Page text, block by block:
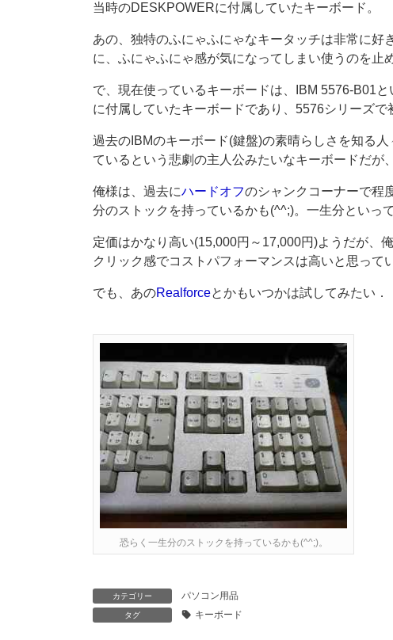
当時のDESKPOWERに付属していたキーボード。
あの、独特のふにゃふにゃなキータッチは非常に好
に、ふにゃふにゃ感が気になってしまい使うのを止
で、現在使っているキーボードは、IBM 5576-B01
に付属していたキーボードであり、5576シリーズで
過去のIBMのキーボード(鍵盤)の素晴らしさを知る
ているという悲劇の主人公みたいなキーボードだが
俺様は、過去にハードオフのシャンクコーナーで程
分のストックを持っているかも(^^;)。一生分といっ
定価はかなり高い(15,000円～17,000円)ようだが、
クリック感でコストパフォーマンスは高いと思って
でも、あのRealforceとかもいつかは試してみたい．
恐らく一生分のストックを持っているかも(^^;)。
カテゴリー パソコン用品
タグ キーボード